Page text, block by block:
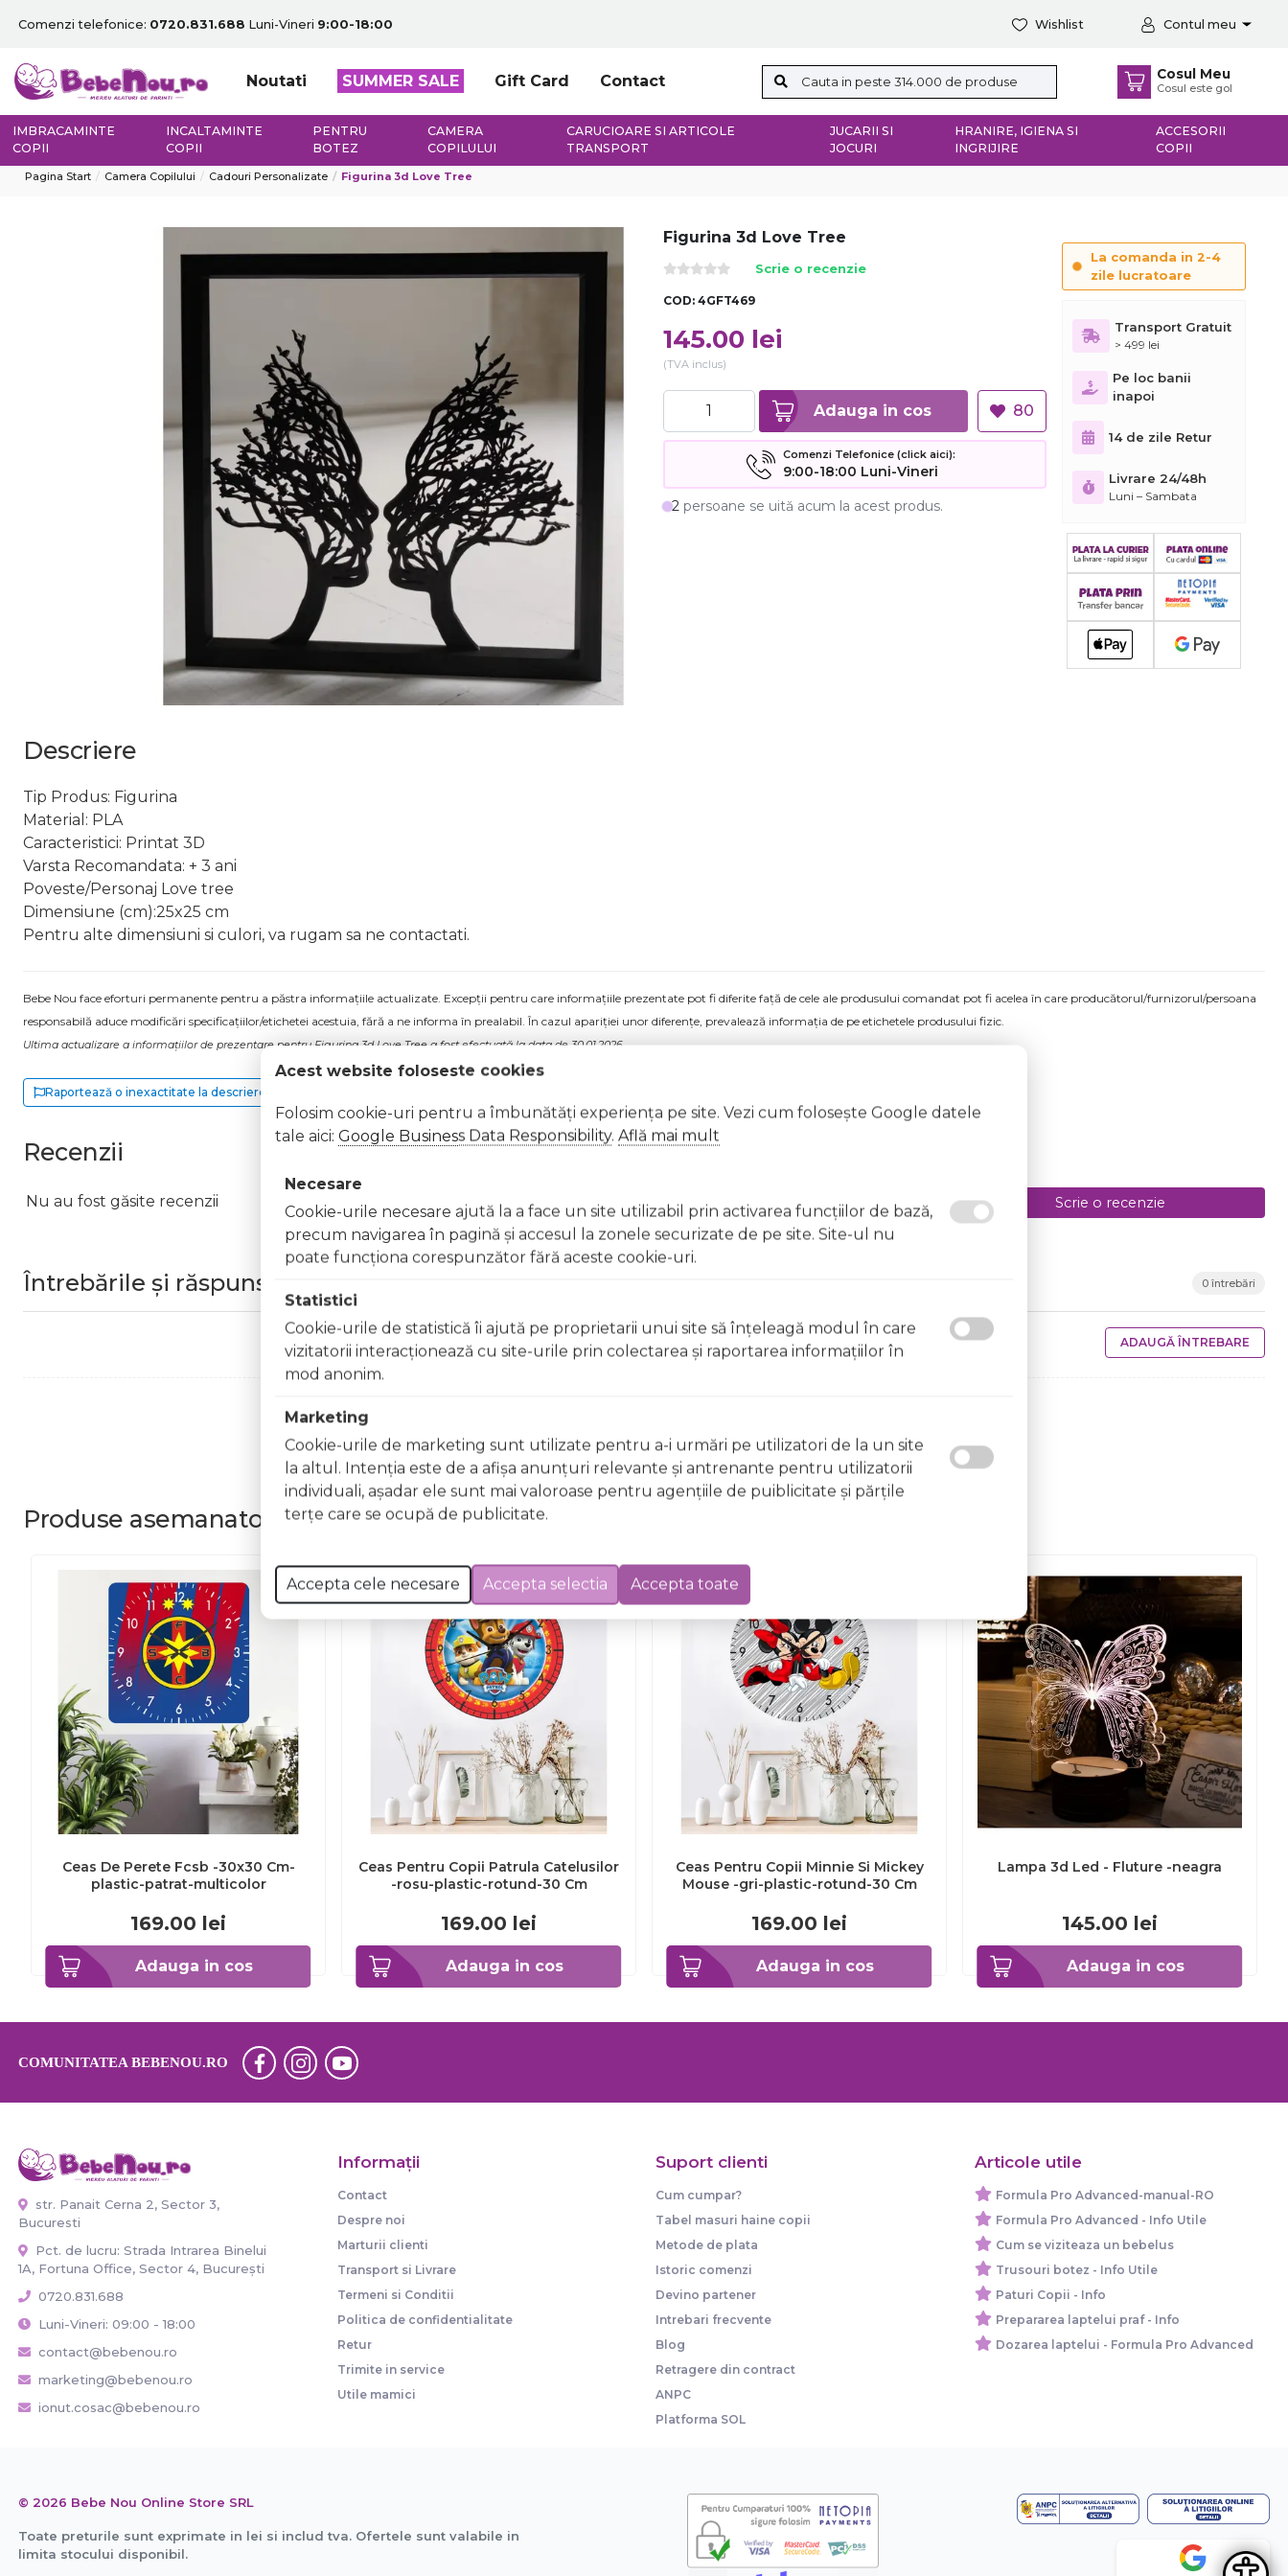
Comenzi telefonice: 0720.831.688 Luni-Vineri 9:00-18:00 Wishlist Contul meu
Noutati SUMMER SALE Gift Card Contact Cosul Meu
Cosul este gol
IMBRACAMINTE
COPII
INCALTAMINTE
COPII
PENTRU
BOTEZ
CAMERA
COPILULUI
CARUCIOARE SI ARTICOLE
TRANSPORT
JUCARII SI
JOCURI
HRANIRE, IGIENA SI
INGRIJIRE
ACCESORII
COPII
Pagina Start Camera Copilului Cadouri Personalizate Figurina 3d Love Tree
Figurina 3d Love Tree
Scrie o recenzie
COD: 4GFT469
145.00 lei
(TVA inclus)
Adauga in cos 80
Comenzi Telefonice (click aici):
9:00-18:00 Luni-Vineri
2 persoane se uită acum la acest produs.
La comanda in 2-4
zile lucratoare
Transport Gratuit
> 499 lei
Pe loc banii
inapoi
14 de zile Retur
Livrare 24/48h
Luni – Sambata
Descriere
Tip Produs: Figurina
Material: PLA
Caracteristici: Printat 3D
Varsta Recomandata: + 3 ani
Poveste/Personaj Love tree
Dimensiune (cm):25x25 cm
Pentru alte dimensiuni si culori, va rugam sa ne contactati.
Bebe Nou face eforturi permanente pentru a păstra informațiile actualizate. Excepții pentru care informațiile prezentate pot fi diferite față de cele ale produsului comandat pot fi acelea în care producătorul/furnizorul/persoana
responsabilă aduce modificări specificațiilor/etichetei acestuia, fără a ne informa în prealabil. În cazul apariției unor diferențe, prevalează informația de pe etichetele produsului fizic.
Ultima actualizare a informațiilor de prezentare pentru Figurina 3d Love Tree a fost efectuată la data de 30.01.2026
Raportează o inexactitate la descriere
Recenzii
Nu au fost găsite recenzii Scrie o recenzie
Întrebările și răspunsurile clienților 0 întrebări
ADAUGĂ ÎNTREBARE
Produse asemanatoare
Adauga in cos
Ceas De Perete Fcsb -30x30 Cm-
plastic-patrat-multicolor
169.00 lei
Adauga in cos
Ceas Pentru Copii Patrula Catelusilor
-rosu-plastic-rotund-30 Cm
169.00 lei
Adauga in cos
Ceas Pentru Copii Minnie Si Mickey
Mouse -gri-plastic-rotund-30 Cm
169.00 lei
Adauga in cos
Lampa 3d Led - Fluture -neagra
145.00 lei
COMUNITATEA BEBENOU.RO
str. Panait Cerna 2, Sector 3,
Bucuresti
Pct. de lucru: Strada Intrarea Binelui
1A, Fortuna Office, Sector 4, București
0720.831.688
Luni-Vineri: 09:00 - 18:00
contact@bebenou.ro
marketing@bebenou.ro
ionut.cosac@bebenou.ro
Informaţii
Contact
Despre noi
Marturii clienti
Transport si Livrare
Termeni si Conditii
Politica de confidentialitate
Retur
Trimite in service
Utile mamici
Suport clienti
Cum cumpar?
Tabel masuri haine copii
Metode de plata
Istoric comenzi
Devino partener
Intrebari frecvente
Blog
Retragere din contract
ANPC
Platforma SOL
Articole utile
Formula Pro Advanced-manual-RO
Formula Pro Advanced - Info Utile
Cum se viziteaza un bebelus
Trusouri botez - Info Utile
Paturi Copii - Info
Prepararea laptelui praf - Info
Dozarea laptelui - Formula Pro Advanced
© 2026 Bebe Nou Online Store SRL
Toate preturile sunt exprimate in lei si includ tva. Ofertele sunt valabile in
limita stocului disponibil.
Acest website foloseste cookies
Folosim cookie-uri pentru a îmbunătăți experiența pe site. Vezi cum folosește Google datele
tale aici: Google Business Data Responsibility. Află mai mult
Necesare
Cookie-urile necesare ajută la a face un site utilizabil prin activarea funcţiilor de bază,
precum navigarea în pagină şi accesul la zonele securizate de pe site. Site-ul nu
poate funcţiona corespunzător fără aceste cookie-uri.
Statistici
Cookie-urile de statistică îi ajută pe proprietarii unui site să înţeleagă modul în care
vizitatorii interacţionează cu site-urile prin colectarea şi raportarea informaţiilor în
mod anonim.
Marketing
Cookie-urile de marketing sunt utilizate pentru a-i urmări pe utilizatori de la un site
la altul. Intenţia este de a afişa anunţuri relevante şi antrenante pentru utilizatorii
individuali, aşadar ele sunt mai valoroase pentru agenţiile de puiblicitate şi părţile
terţe care se ocupă de publicitate.
Accepta cele necesare Accepta selectia Accepta toate